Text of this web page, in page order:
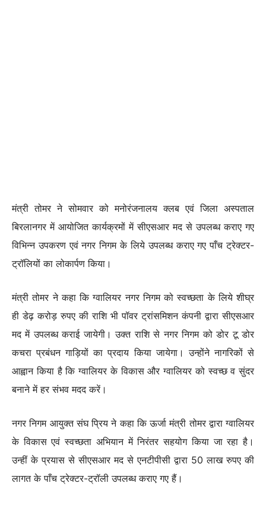
मंत्री तोमर ने सोमवार को मनोरंजनालय क्लब एवं जिला अस्पताल
बिरलानगर में आयोजित कार्यक्रमों में सीएसआर मद से उपलब्ध कराए गए
विभिन्न उपकरण एवं नगर निगम के लिये उपलब्ध कराए गए पाँच ट्रेक्टर-
ट्रॉलियों का लोकार्पण किया।
मंत्री तोमर ने कहा कि ग्वालियर नगर निगम को स्वच्छता के लिये शीघ्र
ही डेढ़ करोड़ रुपए की राशि भी पॉवर ट्रांसमिशन कंपनी द्वारा सीएसआर
मद में उपलब्ध कराई जायेगी। उक्त राशि से नगर निगम को डोर टू डोर
कचरा प्रबंधन गाड़ियों का प्रदाय किया जायेगा। उन्होंने नागरिकों से
आह्वान किया है कि ग्वालियर के विकास और ग्वालियर को स्वच्छ व सुंदर
बनाने में हर संभव मदद करें।
नगर निगम आयुक्त संघ प्रिय ने कहा कि ऊर्जा मंत्री तोमर द्वारा ग्वालियर
के विकास एवं स्वच्छता अभियान में निरंतर सहयोग किया जा रहा है।
उन्हीं के प्रयास से सीएसआर मद से एनटीपीसी द्वारा 50 लाख रुपए की
लागत के पाँच ट्रेक्टर-ट्रॉली उपलब्ध कराए गए हैं।